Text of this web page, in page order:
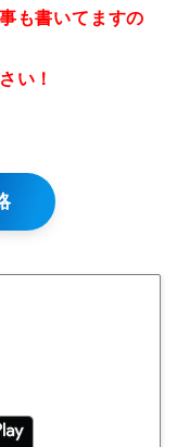
も書いてますの
い！